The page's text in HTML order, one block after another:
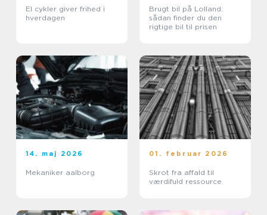
El cykler giver frihed i
hverdagen
Brugt bil på Lolland:
sådan finder du den
rigtige bil til prisen
14. maj 2026
Mekaniker aalborg
01. februar 2026
Skrot fra affald til
værdifuld ressource